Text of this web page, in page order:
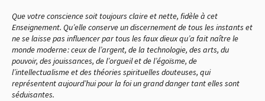
Que votre conscience soit toujours claire et nette, fidèle à cet
Enseignement. Qu’elle conserve un discernement de tous les instants et
ne se laisse pas influencer par tous les faux dieux qu’a fait naître le
monde moderne : ceux de l’argent, de la technologie, des arts, du
pouvoir, des jouissances, de l’orgueil et de l’égoïsme, de
l’intellectualisme et des théories spirituelles douteuses, qui
représentent aujourd’hui pour la foi un grand danger tant elles sont
séduisantes.